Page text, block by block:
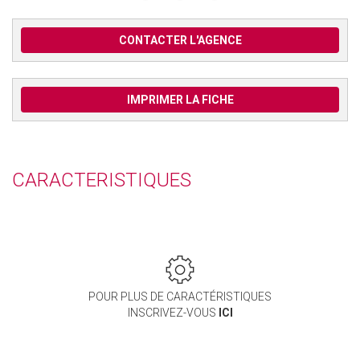
CONTACTER L'AGENCE
IMPRIMER LA FICHE
CARACTERISTIQUES
POUR PLUS DE CARACTÉRISTIQUES
INSCRIVEZ-VOUS ICI